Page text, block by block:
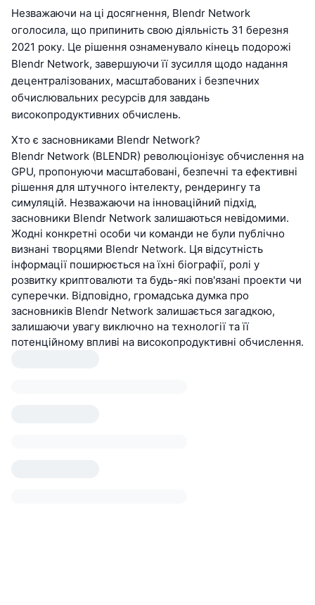
Незважаючи на ці досягнення, Blendr Network
оголосила, що припинить свою діяльність 31 березня
2021 року. Це рішення ознаменувало кінець подорожі
Blendr Network, завершуючи її зусилля щодо надання
децентралізованих, масштабованих і безпечних
обчислювальних ресурсів для завдань
високопродуктивних обчислень.
Хто є засновниками Blendr Network?
Blendr Network (BLENDR) революціонізує обчислення на
GPU, пропонуючи масштабовані, безпечні та ефективні
рішення для штучного інтелекту, рендерингу та
симуляцій. Незважаючи на інноваційний підхід,
засновники Blendr Network залишаються невідомими.
Жодні конкретні особи чи команди не були публічно
визнані творцями Blendr Network. Ця відсутність
інформації поширюється на їхні біографії, ролі у
розвитку криптовалюти та будь-які пов'язані проекти чи
суперечки. Відповідно, громадська думка про
засновників Blendr Network залишається загадкою,
залишаючи увагу виключно на технології та її
потенційному впливі на високопродуктивні обчислення.